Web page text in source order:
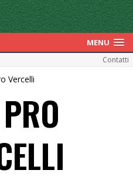
MENU
Contatti